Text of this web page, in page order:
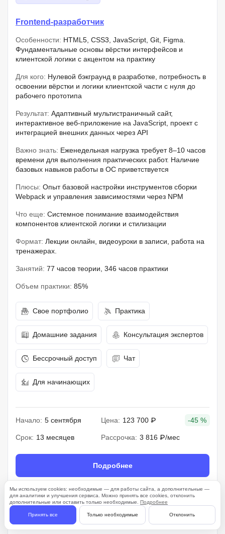
Frontend-разработчик
Особенности: HTML5, CSS3, JavaScript, Git, Figma.
Фундаментальные основы вёрстки интерфейсов и
клиентской логики с акцентом на практику
Для кого: Нулевой бэкграунд в разработке, потребность в
освоении вёрстки и логики клиентской части с нуля до
рабочего прототипа
Результат: Адаптивный мультистраничный сайт,
интерактивное веб-приложение на JavaScript, проект с
интеграцией внешних данных через API
Важно знать: Еженедельная нагрузка требует 8–10 часов
времени для выполнения практических работ. Наличие
базовых навыков работы в ОС приветствуется
Плюсы: Опыт базовой настройки инструментов сборки
Webpack и управления зависимостями через NPM
Что еще: Системное понимание взаимодействия
компонентов клиентской логики и стилизации
Формат: Лекции онлайн, видеоуроки в записи, работа на
тренажерах.
Занятий: 77 часов теории, 346 часов практики
Объем практики: 85%
Свое портфолио Практика
Домашние задания Консультация экспертов
Бессрочный доступ Чат
Для начинающих
Начало: 5 сентября Цена: 123 700 ₽ -45 %
Срок: 13 месяцев Рассрочка: 3 816 ₽/мес
Подробнее
4.7
261 отзыв
Мы используем cookies: необходимые — для работы сайта, а дополнительные —
для аналитики и улучшения сервиса. Можно принять все cookies, отклонить
дополнительные или оставить только необходимые. Подробнее
Принять все Только необходимые Отклонить